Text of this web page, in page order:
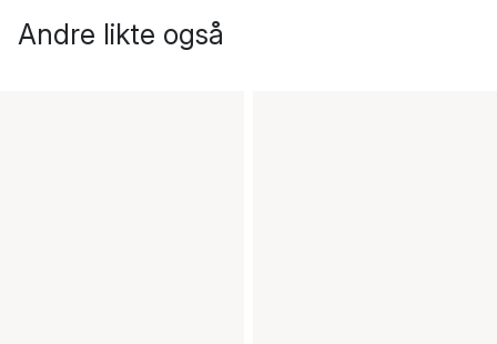
Andre likte også